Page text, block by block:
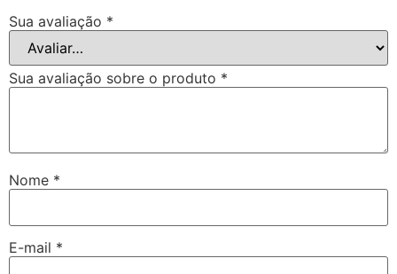
Sua avaliação *
Sua avaliação sobre o produto *
Nome *
E-mail *